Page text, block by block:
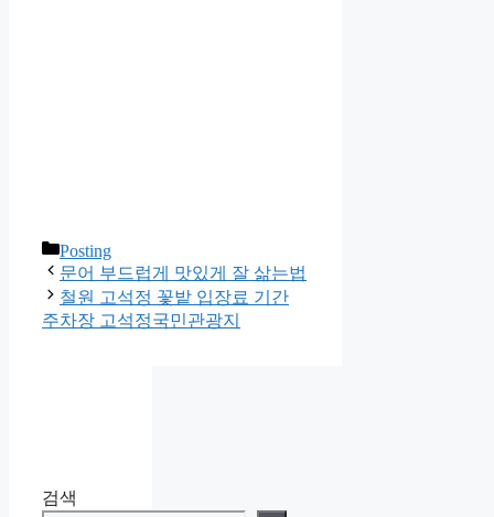
카
테
고
리
Posting
문어 부드럽게 맛있게 잘 삶는법
철원 고석정 꽃밭 입장료 기간
주차장 고석정국민관광지
검색